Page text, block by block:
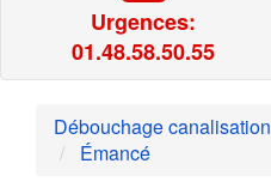
Urgences:
01.48.58.50.55
Débouchage canalisation
Émancé